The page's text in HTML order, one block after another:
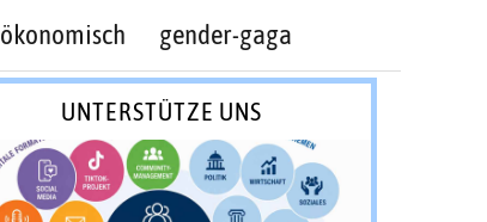
ökonomisch gender-gaga
UNTERSTÜTZE UNS